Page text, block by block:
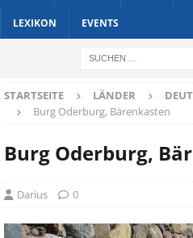
LEXIKON EVENTS
STARTSEITE LÄNDER
Burg Oderburg, Bärenkasten
Burg Oderburg,
Darius 0